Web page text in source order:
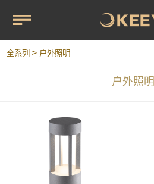
全系列 > 户外照明
户外照明